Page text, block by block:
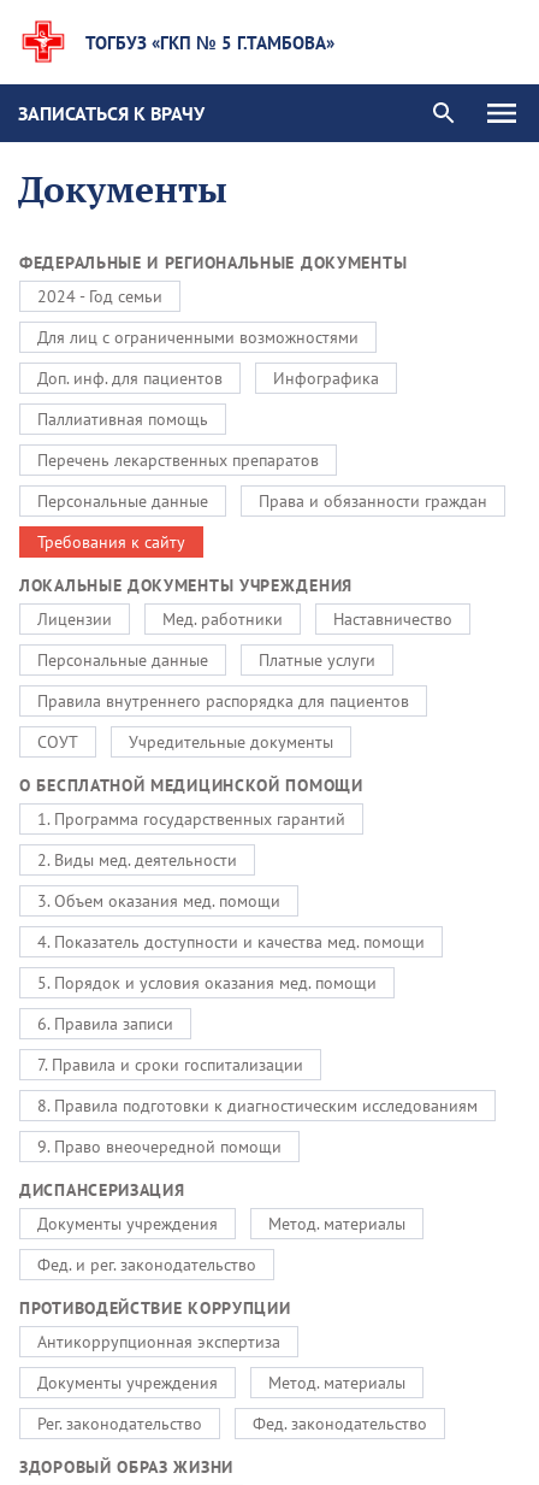
ТОГБУЗ «ГКП № 5 Г.ТАМБОВА»
ЗАПИСАТЬСЯ К ВРАЧУ
Документы
ФЕДЕРАЛЬНЫЕ И РЕГИОНАЛЬНЫЕ ДОКУМЕНТЫ
2024 - Год семьи
Для лиц с ограниченными возможностями
Доп. инф. для пациентов
Инфографика
Паллиативная помощь
Перечень лекарственных препаратов
Персональные данные
Права и обязанности граждан
Требования к сайту
ЛОКАЛЬНЫЕ ДОКУМЕНТЫ УЧРЕЖДЕНИЯ
Лицензии
Мед. работники
Наставничество
Персональные данные
Платные услуги
Правила внутреннего распорядка для пациентов
СОУТ
Учредительные документы
О БЕСПЛАТНОЙ МЕДИЦИНСКОЙ ПОМОЩИ
1. Программа государственных гарантий
2. Виды мед. деятельности
3. Объем оказания мед. помощи
4. Показатель доступности и качества мед. помощи
5. Порядок и условия оказания мед. помощи
6. Правила записи
7. Правила и сроки госпитализации
8. Правила подготовки к диагностическим исследованиям
9. Право внеочередной помощи
ДИСПАНСЕРИЗАЦИЯ
Документы учреждения
Метод. материалы
Фед. и рег. законодательство
ПРОТИВОДЕЙСТВИЕ КОРРУПЦИИ
Антикоррупционная экспертиза
Документы учреждения
Метод. материалы
Рег. законодательство
Фед. законодательство
ЗДОРОВЫЙ ОБРАЗ ЖИЗНИ